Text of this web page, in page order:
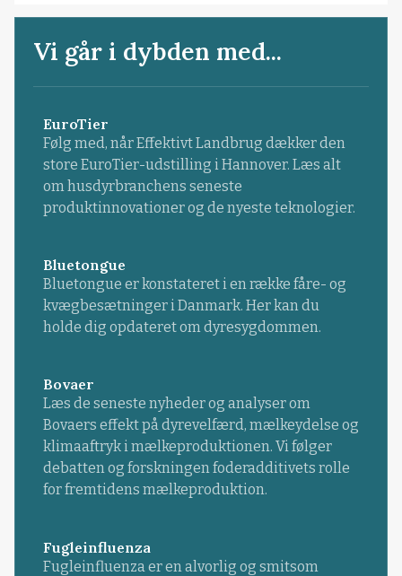
Vi går i dybden med...
EuroTier
Følg med, når Effektivt Landbrug dækker den
store EuroTier-udstilling i Hannover. Læs alt
om husdyrbranchens seneste
produktinnovationer og de nyeste teknologier.
Bluetongue
Bluetongue er konstateret i en række fåre- og
kvægbesætninger i Danmark. Her kan du
holde dig opdateret om dyresygdommen.
Bovaer
Læs de seneste nyheder og analyser om
Bovaers effekt på dyrevelfærd, mælkeydelse og
klimaaftryk i mælkeproduktionen. Vi følger
debatten og forskningen foderadditivets rolle
for fremtidens mælkeproduktion.
Fugleinfluenza
Fugleinfluenza er en alvorlig og smitsom